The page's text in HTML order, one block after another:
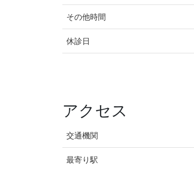
その他時間
休診日
アクセス
交通機関
最寄り駅